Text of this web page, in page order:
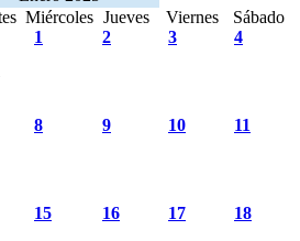
Miércoles Jueves Viernes
Sábado
1 2 3 4
8 9 10 11
15 16 17 18